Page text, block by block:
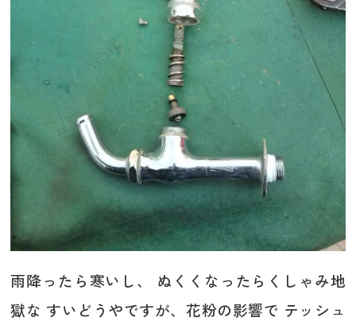
雨降ったら寒いし、 ぬくくなったらくしゃみ地
獄な すいどうやですが、花粉の影響で テッシュ